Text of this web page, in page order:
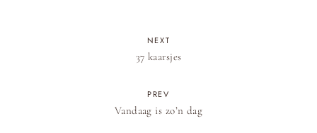
NEXT
37 kaarsjes
PREV
Vandaag is zo’n dag